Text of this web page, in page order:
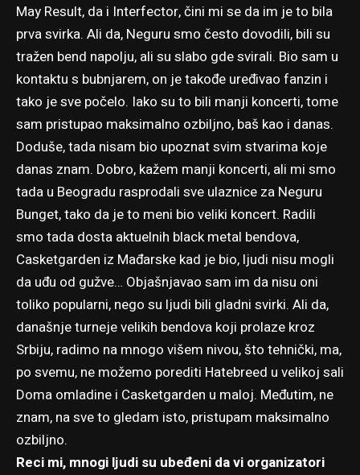
May Result, da i Interfector, čini mi se da im je to bila
prva svirka. Ali da, Neguru smo često dovodili, bili su
tražen bend napolju, ali su slabo gde svirali. Bio sam u
kontaktu s bubnjarem, on je takođe uređivao fanzin i
tako je sve počelo. Iako su to bili manji koncerti, tome
sam pristupao maksimalno ozbiljno, baš kao i danas.
Doduše, tada nisam bio upoznat svim stvarima koje
danas znam. Dobro, kažem manji koncerti, ali mi smo
tada u Beogradu rasprodali sve ulaznice za Neguru
Bunget, tako da je to meni bio veliki koncert. Radili
smo tada dosta aktuelnih black metal bendova,
Casketgarden iz Mađarske kad je bio, ljudi nisu mogli
da uđu od gužve… Objašnjavao sam im da nisu oni
toliko popularni, nego su ljudi bili gladni svirki. Ali da,
današnje turneje velikih bendova koji prolaze kroz
Srbiju, radimo na mnogo višem nivou, što tehnički, ma,
po svemu, ne možemo porediti Hatebreed u velikoj sali
Doma omladine i Casketgarden u maloj. Međutim, ne
znam, na sve to gledam isto, pristupam maksimalno
ozbiljno.
Reci mi, mnogi ljudi su ubeđeni da vi organizatori